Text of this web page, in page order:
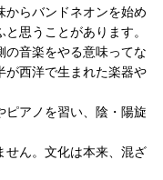
からバンドネオンを始め
思うことがあります。
の音楽をやる意味ってな
が西洋で生まれた楽器や
ピアノを習い、陰・陽旋
せん。文化は本来、混ざ